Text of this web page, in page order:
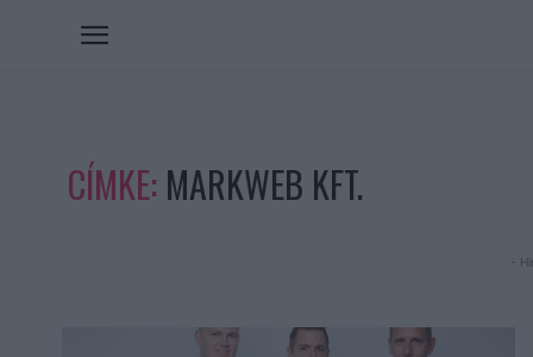
CÍMKE: MARKWEB KFT.
-